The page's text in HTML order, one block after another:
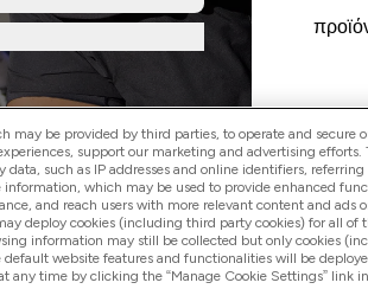
may be provided by third parties, to operate and secure
support our marketing and advertising efforts.
such as IP addresses and online identifiers, referring
which may be used to provide enhanced
and reach users with more relevant content and ads
deploy cookies (including third party cookies) for all of
information may still be collected but only cookies
website features and functionalities will be
any time by clicking the “Manage Cookie Settings” link